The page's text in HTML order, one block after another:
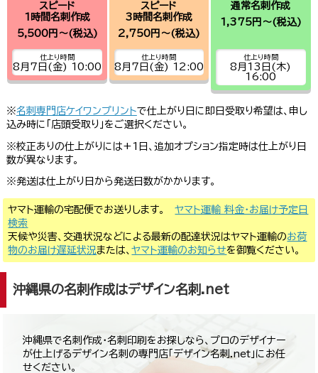
スピード
1時間名刺作成
5,500円～(税込)
仕上り時間
8月7日(金) 10:00
スピード
3時間名刺作成
2,750円～(税込)
仕上り時間
8月7日(金) 12:00
通常名刺作成
1,375円～(税込)
仕上り時間
8月13日(木)
16:00
※名刺専門店ケイワンプリントで仕上がり日に即日受取り希望は、申し
込み時に「店頭受取り」をご選択ください。
※校正ありの仕上がりには+1日、追加オプション指定時は仕上がり日
数が異なります。
※発送は仕上がり日から発送日数がかかります。
ヤマト運輸の宅配便でお送りします。ヤマト運輸 料金・お届け予定日
検索
天候や災害、交通状況などによる最新の配達状況はヤマト運輸のお荷
物のお届け遅延状況 または、ヤマト運輸のお知らせを御覧ください。
沖縄県の名刺作成はデザイン名刺.net
沖縄県で名刺作成・名刺印刷をお探しなら、プロのデザイナー
が仕上げるデザイン名刺の専門店「デザイン名刺.net」にお任
せください。